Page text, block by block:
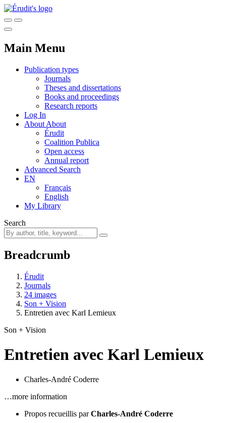
Main Menu
Publication types
Journals
Theses and dissertations
Books and proceedings
Research reports
Log In
About About
Érudit
Coalition Publica
Open access
Annual report
Advanced Search
EN
Français
English
My Library
Search
Breadcrumb
Érudit
Journals
24 images
Son + Vision
Entretien avec Karl Lemieux
Son + Vision
Entretien avec Karl Lemieux
Charles-André Coderre
…more information
Propos recueillis par Charles-André Coderre